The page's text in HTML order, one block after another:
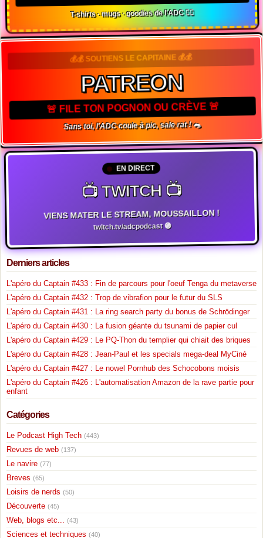
T-shirts · mugs · goodies de l'ADC 🏴‍☠️
💰💰 SOUTIENS LE CAPITAINE 💰💰
PATREON
🚨 FILE TON POGNON OU CRÈVE 🚨
Sans toi, l'ADC coule à pic, sale rat ! 🐀
EN DIRECT
📺 TWITCH 📺
VIENS MATER LE STREAM, MOUSSAILLON !
twitch.tv/adcpodcast 🟣
Derniers articles
L'apéro du Captain #433 : Fin de parcours pour l'oeuf Tenga du metaverse
L'apéro du Captain #432 : Trop de vibrafion pour le futur du SLS
L'apéro du Captain #431 : La ring search party du bonus de Schrödinger
L'apéro du Captain #430 : La fusion géante du tsunami de papier cul
L'apéro du Captain #429 : Le PQ-Thon du templier qui chiait des briques
L'apéro du Captain #428 : Jean-Paul et les specials mega-deal MyCiné
L'apéro du Captain #427 : Le nowel Pornhub des Schocobons moisis
L'apéro du Captain #426 : L'automatisation Amazon de la rave partie pour
enfant
Catégories
Le Podcast High Tech (443)
Revues de web (137)
Le navire (77)
Breves (65)
Loisirs de nerds (50)
Découverte (45)
Web, blogs etc... (43)
Sciences et techniques (40)